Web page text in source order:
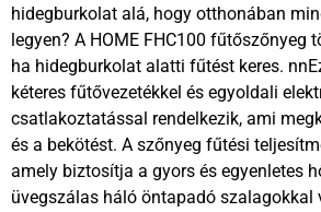
hidegburkolat alá, hogy otthonában
legyen? A HOME FHC100 fűtőszőnyeg
ha hidegburkolat alatti fűtést keres.
kéteres fűtővezetékkel és egyoldali
csatlakoztatással rendelkezik, ami
és a bekötést. A szőnyeg fűtési
amely biztosítja a gyors és egyenletes
üvegszálas háló öntapadó szalagokkal